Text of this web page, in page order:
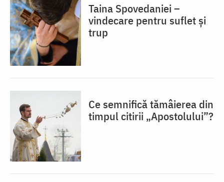
Taina Spovedaniei –
vindecare pentru suflet și
trup
Ce semnifică tămâierea din
timpul citirii „Apostolului”?